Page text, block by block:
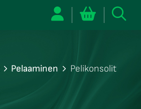
Pelaaminen Pelikonsolit